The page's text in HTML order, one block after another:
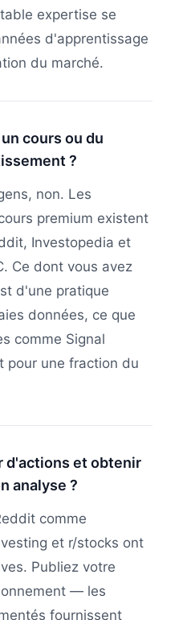
expertise se
d'apprentissage
du marché.
cours ou du
?
non. Les
premium existent
Investopedia et
Ce dont vous avez
d'une pratique
données, ce que
comme Signal
pour une fraction du
d'actions et obtenir
analyse ?
comme
et r/stocks ont
Publiez votre
— les
fournissent